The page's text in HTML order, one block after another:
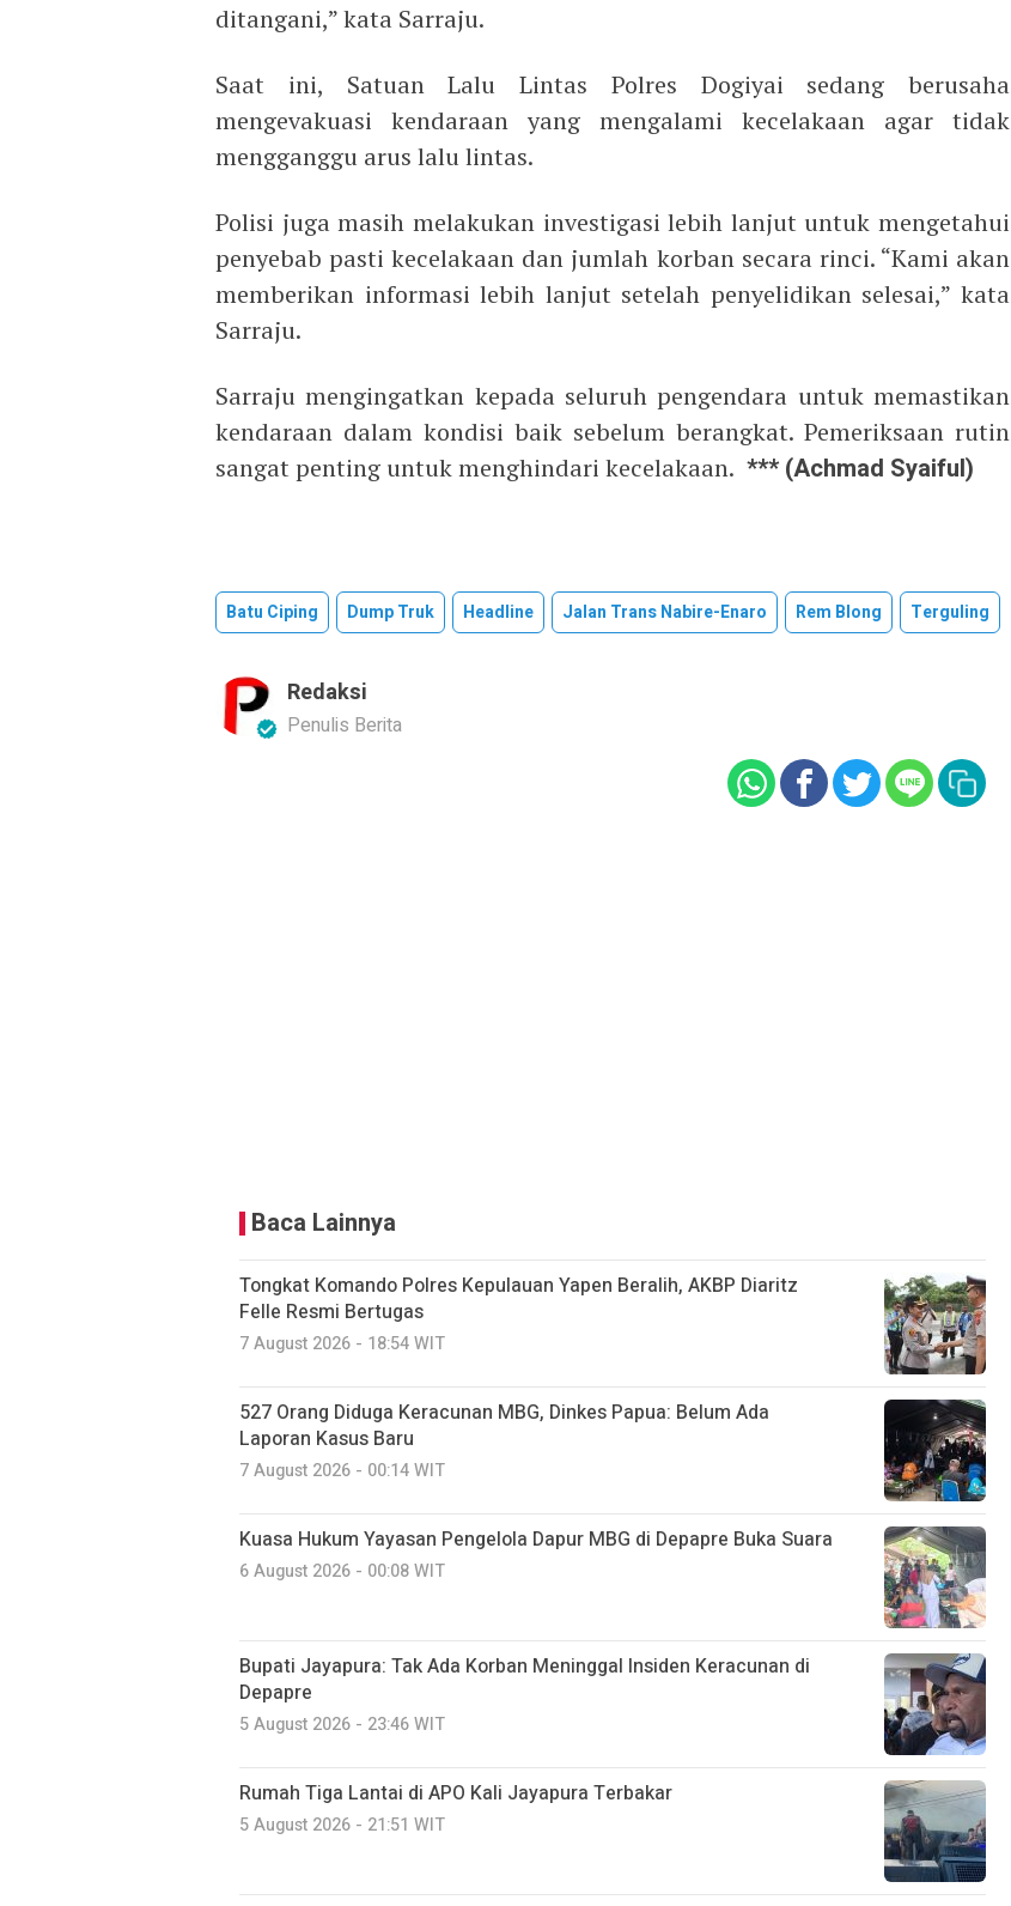
ditangani,” kata Sarraju.
Saat ini, Satuan Lalu Lintas Polres Dogiyai sedang berusaha
mengevakuasi kendaraan yang mengalami kecelakaan agar tidak
mengganggu arus lalu lintas.
Polisi juga masih melakukan investigasi lebih lanjut untuk mengetahui
penyebab pasti kecelakaan dan jumlah korban secara rinci. “Kami akan
memberikan informasi lebih lanjut setelah penyelidikan selesai,” kata
Sarraju.
Sarraju mengingatkan kepada seluruh pengendara untuk memastikan
kendaraan dalam kondisi baik sebelum berangkat. Pemeriksaan rutin
sangat penting untuk menghindari kecelakaan. *** (Achmad Syaiful)
Batu Ciping Dump Truk Headline Jalan Trans Nabire-Enaro Rem Blong Terguling
Redaksi
Penulis Berita
Baca Lainnya
Tongkat Komando Polres Kepulauan Yapen Beralih, AKBP Diaritz
Felle Resmi Bertugas
7 August 2026 - 18:54 WIT
527 Orang Diduga Keracunan MBG, Dinkes Papua: Belum Ada
Laporan Kasus Baru
7 August 2026 - 00:14 WIT
Kuasa Hukum Yayasan Pengelola Dapur MBG di Depapre Buka Suara
6 August 2026 - 00:08 WIT
Bupati Jayapura: Tak Ada Korban Meninggal Insiden Keracunan di
Depapre
5 August 2026 - 23:46 WIT
Rumah Tiga Lantai di APO Kali Jayapura Terbakar
5 August 2026 - 21:51 WIT